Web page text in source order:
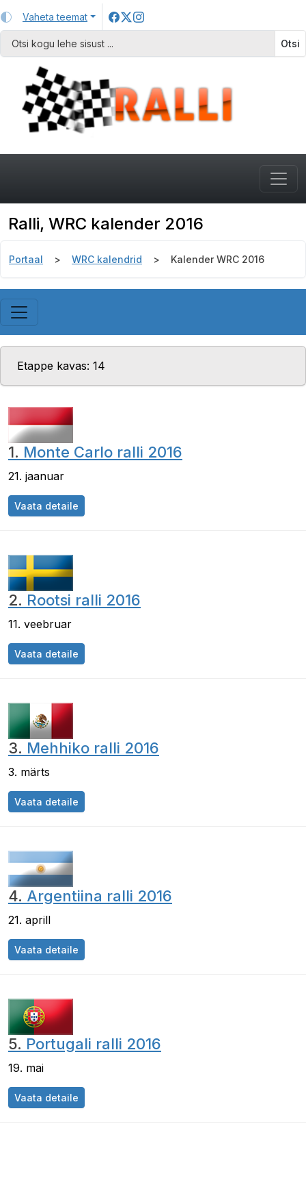
Vaheta teemat
Otsi
Ralli, WRC kalender 2016
Portaal WRC kalendrid Kalender WRC 2016
Etappe kavas: 14
1. Monte Carlo ralli 2016
21. jaanuar
Vaata detaile
2. Rootsi ralli 2016
11. veebruar
Vaata detaile
3. Mehhiko ralli 2016
3. märts
Vaata detaile
4. Argentiina ralli 2016
21. aprill
Vaata detaile
5. Portugali ralli 2016
19. mai
Vaata detaile